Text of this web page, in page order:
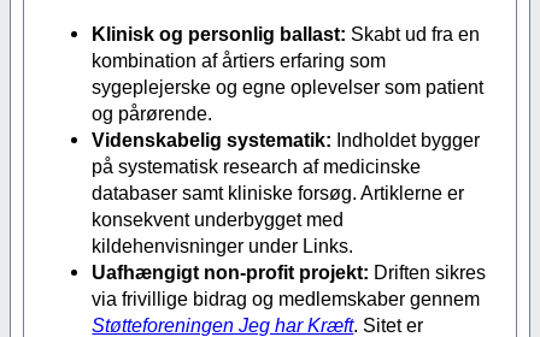
Klinisk og personlig ballast: Skabt ud fra en
kombination af årtiers erfaring som
sygeplejerske og egne oplevelser som patient
og pårørende.
Videnskabelig systematik: Indholdet bygger
på systematisk research af medicinske
databaser samt kliniske forsøg. Artiklerne er
konsekvent underbygget med
kildehenvisninger under Links.
Uafhængigt non-profit projekt: Driften sikres
via frivillige bidrag og medlemskaber gennem
Støtteforeningen Jeg har Kræft. Sitet er